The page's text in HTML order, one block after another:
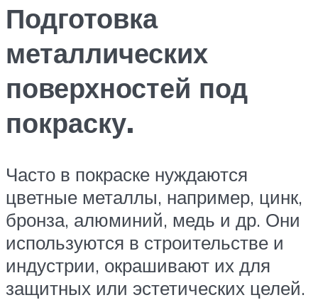
Подготовка
металлических
поверхностей под
покраску.
Часто в покраске нуждаются
цветные металлы, например, цинк,
бронза, алюминий, медь и др. Они
используются в строительстве и
индустрии, окрашивают их для
защитных или эстетических целей.